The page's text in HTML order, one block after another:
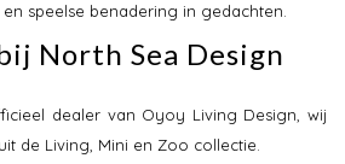
speelse benadering in gedachten.
North Sea Design
dealer van Oyoy Living Design, wij
de Living, Mini en Zoo collectie.